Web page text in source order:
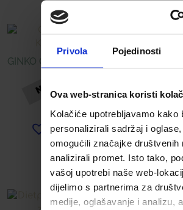
Privola Pojedinosti
Ova web-stranica koristi
Kolačiće upotrebljavamo kako
personalizirali sadržaj i oglase,
omogućili značajke društvenih
analizirali promet. Isto tako,
vašoj upotrebi naše web-
dijelimo s partnerima za
medije, oglašavanje i analizu,
GINKO OMEGA KAPSULE Á
14,10€
Dodaj u listu želja
Pročitaj više